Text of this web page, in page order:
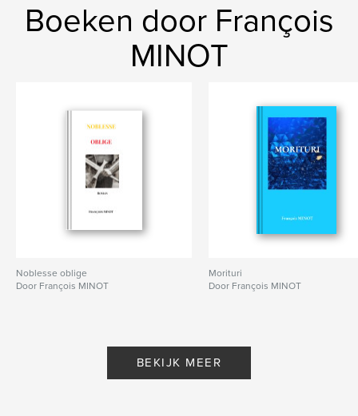
Boeken door François
MINOT
Noblesse oblige
Door François MINOT
Morituri
Door François MINOT
BEKIJK MEER